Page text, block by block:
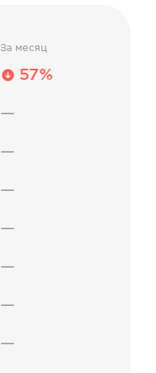
За месяц
57%
—
—
—
—
—
—
—